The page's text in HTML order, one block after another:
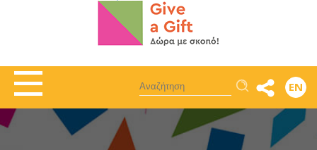
Αναζήτηση EN